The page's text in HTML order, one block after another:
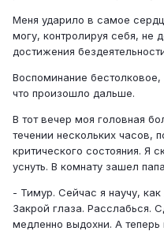
Меня ударило в самое
могу, контролируя себя, не
достижения
Воспоминание
что произошло дальше.
В тот вечер моя головная
течении нескольких часов,
критического состояния. Я
уснуть. В комнату зашел
- Тимур. Сейчас я научу, как
Закрой глаза. Расслабься.
медленно выдохни. А теперь